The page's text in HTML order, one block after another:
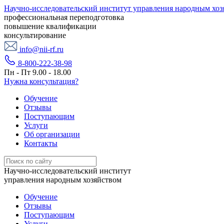
Научно-исследовательский институт управления народным
профессиональная переподготовка
повышение квалификации
консультирование
info@nii-rf.ru
8-800-222-38-98
Пн - Пт 9.00 - 18.00
Нужна консультация?
Обучение
Отзывы
Поступающим
Услуги
Об организации
Контакты
Научно-исследовательский институт
управления народным хозяйством
Обучение
Отзывы
Поступающим